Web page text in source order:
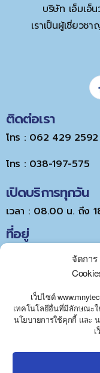
จัดกา
เว็บไซต์
เทคโนโลยีอื่นที่มีลักษณะใ
นโยบายการใช้คุกกี้ และ
บริษัท เอ็มเอ็
เราเป็นผู้เชี่ยวช
ติดต่อเรา
โทร : 062 429 2592
โทร : 038-197-575
เปิดบริการทุกวัน
เวลา : 08.00 น. ถึง
ที่อยู่
Click to